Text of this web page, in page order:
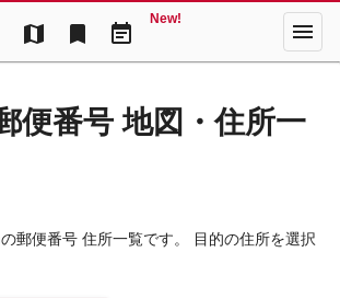
map bookmark event_note
New! menu
便番号 地図・住所一
の郵便番号 住所一覧です。 目的の住所を選択